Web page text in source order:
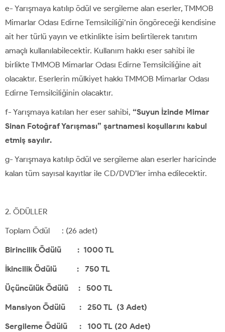
e- Yarışmaya katılıp ödül ve sergileme alan eserler, TMMOB
Mimarlar Odası Edirne Temsilciliği’nin öngöreceği kendisine
ait her türlü yayın ve etkinlikte isim belirtilerek tanıtım
amaçlı kullanılabilecektir. Kullanım hakkı eser sahibi ile
birlikte TMMOB Mimarlar Odası Edirne Temsilciliğine ait
olacaktır. Eserlerin mülkiyet hakkı TMMOB Mimarlar Odası
Edirne Temsilciliğinin olacaktır.
f- Yarışmaya katılan her eser sahibi, “Suyun İzinde Mimar
Sinan Fotoğraf Yarışması” şartnamesi koşullarını kabul
etmiş sayılır.
g- Yarışmaya katılıp ödül ve sergileme alan eserler haricinde
kalan tüm sayısal kayıtlar ile CD/DVD’ler imha edilecektir.
ÖDÜLLER
Toplam Ödül : (26 adet)
Birincilik Ödülü : 1000 TL
İkincilik Ödülü : 750 TL
Üçüncülük Ödülü : 500 TL
Mansiyon Ödülü : 250 TL (3 Adet)
Sergileme Ödülü : 100 TL (20 Adet)